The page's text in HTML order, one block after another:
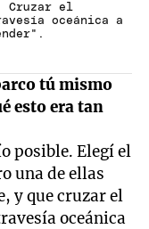
Cruzar el
oceánica a
tú mismo
esto era tan
posible. Elegí el
una de ellas
y que cruzar el
oceánica